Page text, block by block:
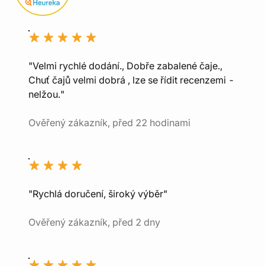
"Velmi rychlé dodání., Dobře zabalené čaje.,
Chuť čajů velmi dobrá , lze se řídit recenzemi -
nelžou."
Ověřený zákazník, před 22 hodinami
"Rychlá doručení, široký výběr"
Ověřený zákazník, před 2 dny